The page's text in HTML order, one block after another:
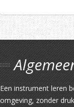
Een instrument leren
omgeving, zonder